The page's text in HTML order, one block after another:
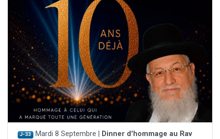
J-33 Mardi 8 Septembre |
Dinner d'hommage au Rav